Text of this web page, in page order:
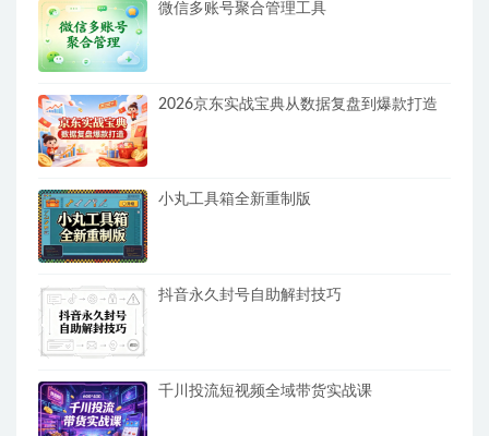
微信多账号聚合管理工具
2026京东实战宝典从数据复盘到爆款打造
小丸工具箱全新重制版
抖音永久封号自助解封技巧
千川投流短视频全域带货实战课